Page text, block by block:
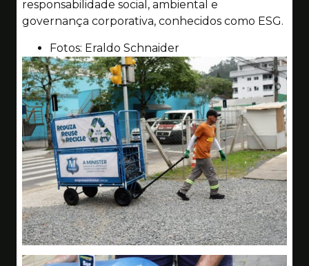
responsabilidade social, ambiental e
governança corporativa, conhecidos como ESG.
Fotos: Eraldo Schnaider